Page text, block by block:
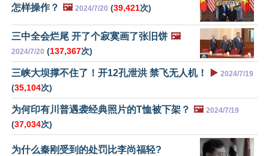
怎样操作？ 🖼️ 2024/7/20 (39,421次)
三中全会烂尾 开了个寂寞画了张旧饼 🖼️
2024/7/20 (137,367次)
三峡大坝撑不住了！开12孔泄洪 禁飞无人机！ ▶️ 2024/7/19
(35,104次)
为何印有川普遇袭经典照片的T恤被下架？ 🖼️ 2024/7/19
(37,034次)
为什么秦刚受到的处罚比李尚福轻?